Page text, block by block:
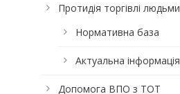
Протидія торгівлі людьми
Нормативна база
Актуальна інформація
Допомога ВПО з ТОТ